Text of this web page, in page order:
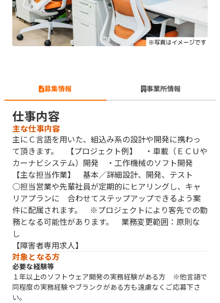
募集情報 事業所情報
仕事内容
主な仕事内容
主にＣ言語を用いた、組込み系の設計や開発に携わっ
て頂きます。 【プロジェクト例】 ・車載（ＥＣＵや
カーナビシステム）開発 ・工作機械のソフト開発
【主な担当作業】 基本／詳細設計、開発、テスト
○担当営業や先輩社員が定期的にヒアリングし、キャ
リアプランに 合わせてステップアップできるよう案
件に配属されます。 ※プロジェクトにより客先での勤
務となる可能性があります。 業務変更範囲：原則な
【障害者専用求人】
対象となる方
必要な経験等
１年以上のソフトウェア開発の実務経験がある方 ※他言語で
同程度の実務経験やブランクがある方も遠慮なくご応募下さ
い。